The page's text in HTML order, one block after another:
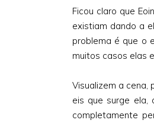
Ficou claro que
existiam dando a
problema é que o
muitos casos elas
Visualizem a cena,
eis que surge ela,
completamente